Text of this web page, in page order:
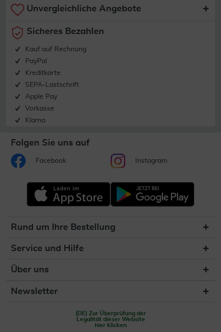
Unvergleichliche Angebote
Sicheres Bezahlen
Kauf auf Rechnung
PayPal
Kreditkarte
SEPA-Lastschrift
Apple Pay
Vorkasse
Klarna
Folgen Sie uns auf
Facebook Instagram
Rund um Ihre Bestellung
Service und Hilfe
Über uns
Newsletter
(DE) Zur Überprüfung der
Legalität dieser Website
hier klicken